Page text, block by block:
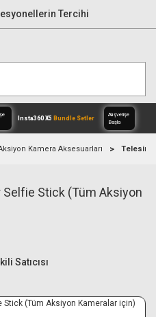
Tercihi
Setler
Alışverişe
Kamera Aksesuarları Telesin
Selfie Stick (Tüm Aksiyon
Satıcısı